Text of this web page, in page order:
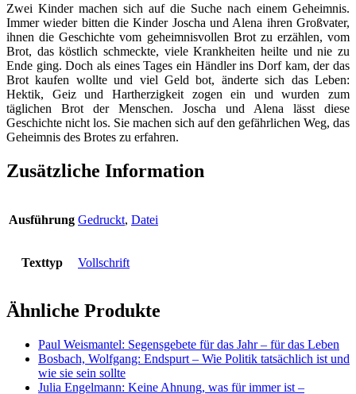
Zwei Kinder machen sich auf die Suche nach einem Geheimnis.
Immer wieder bitten die Kinder Joscha und Alena ihren Großvater,
ihnen die Geschichte vom geheimnisvollen Brot zu erzählen, vom
Brot, das köstlich schmeckte, viele Krankheiten heilte und nie zu
Ende ging. Doch als eines Tages ein Händler ins Dorf kam, der das
Brot kaufen wollte und viel Geld bot, änderte sich das Leben:
Hektik, Geiz und Hartherzigkeit zogen ein und wurden zum
täglichen Brot der Menschen. Joscha und Alena lässt diese
Geschichte nicht los. Sie machen sich auf den gefährlichen Weg, das
Geheimnis des Brotes zu erfahren.
Zusätzliche Information
Ausführung Gedruckt, Datei
Texttyp Vollschrift
Ähnliche Produkte
Paul Weismantel: Segensgebete für das Jahr – für das Leben
Bosbach, Wolfgang: Endspurt – Wie Politik tatsächlich ist und
wie sie sein sollte
Julia Engelmann: Keine Ahnung, was für immer ist –